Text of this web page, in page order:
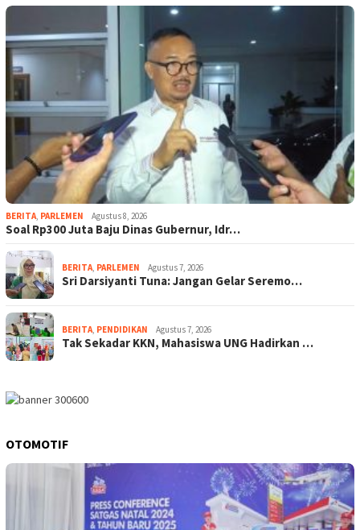
BERITA, PARLEMEN Agustus 8, 2026
Soal Rp300 Juta Baju Dinas Gubernur, Idr…
BERITA, PARLEMEN Agustus 7, 2026
Sri Darsiyanti Tuna: Jangan Gelar Seremo…
BERITA, PENDIDIKAN Agustus 7, 2026
Tak Sekadar KKN, Mahasiswa UNG Hadirkan …
OTOMOTIF